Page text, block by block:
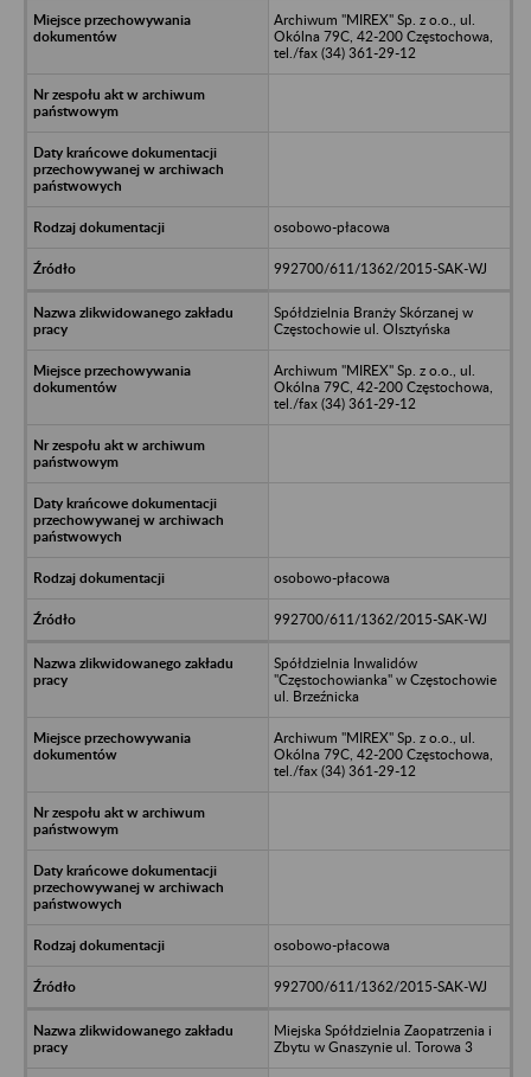
Archiwum "MIREX" Sp. z o.o., ul.
Okólna 79C, 42-200 Częstochowa,
tel./fax (34) 361-29-12
osobowo-płacowa
992700/611/1362/2015-SAK-WJ
Spółdzielnia Branży Skórzanej w
Częstochowie ul. Olsztyńska
Archiwum "MIREX" Sp. z o.o., ul.
Okólna 79C, 42-200 Częstochowa,
tel./fax (34) 361-29-12
osobowo-płacowa
992700/611/1362/2015-SAK-WJ
Spółdzielnia Inwalidów
"Częstochowianka" w Częstochowie
ul. Brzeźnicka
Archiwum "MIREX" Sp. z o.o., ul.
Okólna 79C, 42-200 Częstochowa,
tel./fax (34) 361-29-12
osobowo-płacowa
992700/611/1362/2015-SAK-WJ
Miejska Spółdzielnia Zaopatrzenia i
Zbytu w Gnaszynie ul. Torowa 3